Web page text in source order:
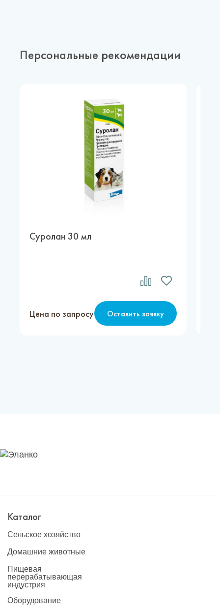
Персональные рекомендации
Суролан 30 мл
Цена по запросу Оставить заявку
Каталог
Сельское хозяйство
Домашние животные
Пищевая
перерабатывающая
индустрия
Оборудование